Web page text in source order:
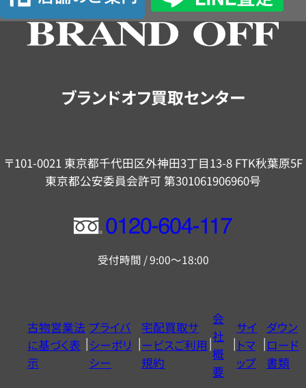
の
ブランドオフ買取センター
〒101-0021 東京都千代田区外神田3丁目13-8 FTK秋葉原5F
東京都公安委員会許可 第301061906960号
フ
ー
ヤ
ル
0120604117
受付時間 / 9:00～18:00
古物営業法
に基づく表
示
プライバ
シーポリ
シー
宅配買取サ
ービスご利用
規約
会
社
概
要
サイ
トマ
ップ
ダウン
ロード
書類